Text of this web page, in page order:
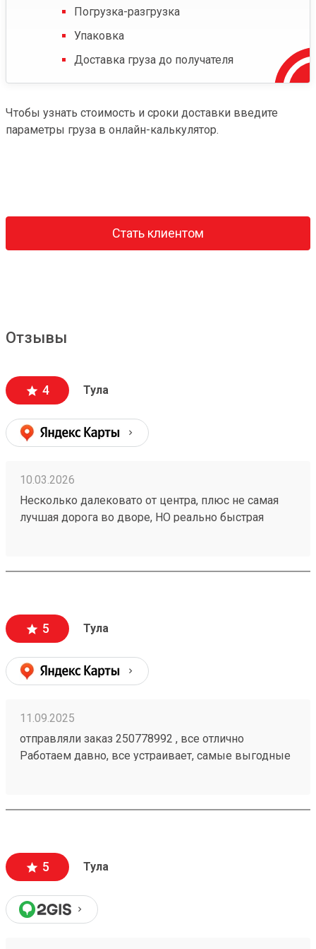
Погрузка-разгрузка
Упаковка
Доставка груза до получателя
Чтобы узнать стоимость и сроки доставки введите
параметры груза в онлайн-калькулятор.
Стать клиентом
Отзывы
4 Тула
10.03.2026
Несколько далековато от центра, плюс не самая
лучшая дорога во дворе, НО реально быстрая
Заказ 260094869.
5 Тула
11.09.2025
отправляли заказ 250778992 , все отлично
Работаем давно, все устраивает, самые выгодные
все всегда доставляется вовремя
5 Тула